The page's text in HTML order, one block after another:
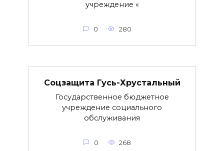
учреждение «
0 280
Соцзащита Гусь-Хрустальный
Государственное бюджетное
учреждение социального
обслуживания
0 268